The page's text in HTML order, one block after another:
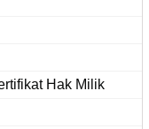
Hak Milik